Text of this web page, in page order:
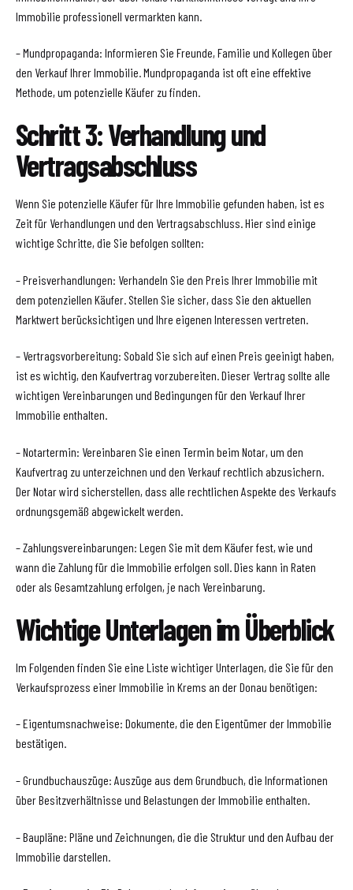
Immobilie professionell vermarkten kann.
– Mundpropaganda: Informieren Sie Freunde, Familie und Kollegen über
den Verkauf Ihrer Immobilie. Mundpropaganda ist oft eine effektive
Methode, um potenzielle Käufer zu finden.
Schritt 3: Verhandlung und
Vertragsabschluss
Wenn Sie potenzielle Käufer für Ihre Immobilie gefunden haben, ist es
Zeit für Verhandlungen und den Vertragsabschluss. Hier sind einige
wichtige Schritte, die Sie befolgen sollten:
– Preisverhandlungen: Verhandeln Sie den Preis Ihrer Immobilie mit
dem potenziellen Käufer. Stellen Sie sicher, dass Sie den aktuellen
Marktwert berücksichtigen und Ihre eigenen Interessen vertreten.
– Vertragsvorbereitung: Sobald Sie sich auf einen Preis geeinigt haben,
ist es wichtig, den Kaufvertrag vorzubereiten. Dieser Vertrag sollte alle
wichtigen Vereinbarungen und Bedingungen für den Verkauf Ihrer
Immobilie enthalten.
– Notartermin: Vereinbaren Sie einen Termin beim Notar, um den
Kaufvertrag zu unterzeichnen und den Verkauf rechtlich abzusichern.
Der Notar wird sicherstellen, dass alle rechtlichen Aspekte des Verkaufs
ordnungsgemäß abgewickelt werden.
– Zahlungsvereinbarungen: Legen Sie mit dem Käufer fest, wie und
wann die Zahlung für die Immobilie erfolgen soll. Dies kann in Raten
oder als Gesamtzahlung erfolgen, je nach Vereinbarung.
Wichtige Unterlagen im Überblick
Im Folgenden finden Sie eine Liste wichtiger Unterlagen, die Sie für den
Verkaufsprozess einer Immobilie in Krems an der Donau benötigen:
– Eigentumsnachweise: Dokumente, die den Eigentümer der Immobilie
bestätigen.
– Grundbuchauszüge: Auszüge aus dem Grundbuch, die Informationen
über Besitzverhältnisse und Belastungen der Immobilie enthalten.
– Baupläne: Pläne und Zeichnungen, die die Struktur und den Aufbau der
Immobilie darstellen.